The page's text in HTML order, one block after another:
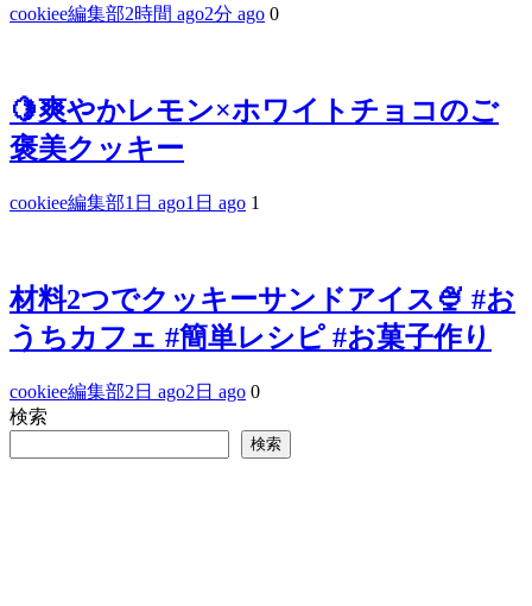
cookiee編集部2時間 ago2分 ago 0
🍋爽やかレモン×ホワイトチョコのご
褒美クッキー
cookiee編集部1日 ago1日 ago 1
材料2つでクッキーサンドアイス🍨 #お
うちカフェ #簡単レシピ #お菓子作り
cookiee編集部2日 ago2日 ago 0
検索
検索